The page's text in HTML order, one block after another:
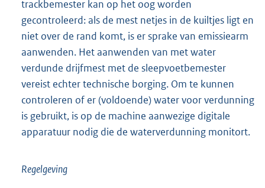
trackbemester kan op het oog worden
gecontroleerd: als de mest netjes in de kuiltjes ligt en
niet over de rand komt, is er sprake van emissiearm
aanwenden. Het aanwenden van met water
verdunde drijfmest met de sleepvoetbemester
vereist echter technische borging. Om te kunnen
controleren of er (voldoende) water voor verdunning
is gebruikt, is op de machine aanwezige digitale
apparatuur nodig die de waterverdunning monitort.
Regelgeving